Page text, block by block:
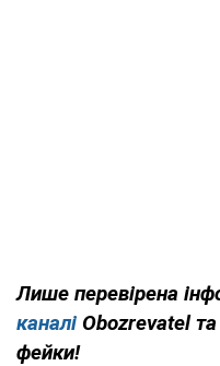
Лише перевірена
каналі Obozrevatel та
фейки!